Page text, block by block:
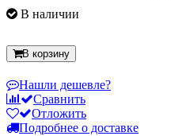
В наличии
В корзину
Нашли дешевле?
Сравнить
Отложить
Подробнее о доставке